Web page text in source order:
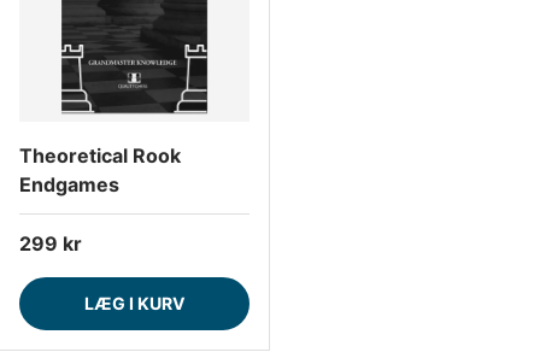
Theoretical Rook
Endgames
Normalpris
299 kr
LÆG I KURV